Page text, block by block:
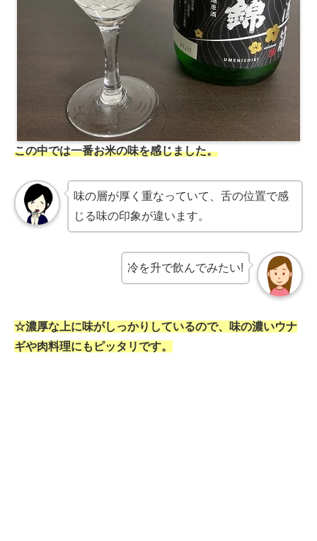
この中では一番お米の味を感じました。
味の層が厚く重なっていて、舌の位置で感
じる味の印象が違います。
冷を升で飲んでみたい!
☆濃厚な上に味がしっかりしているので、味の濃いウナ
ギや肉料理にもピッタリです。